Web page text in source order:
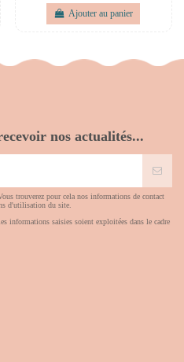
Ajouter au panier
nos actualités...
trouverez pour cela nos informations de contact
d'utilisation du site.
informations saisies soient exploitées dans le cadre